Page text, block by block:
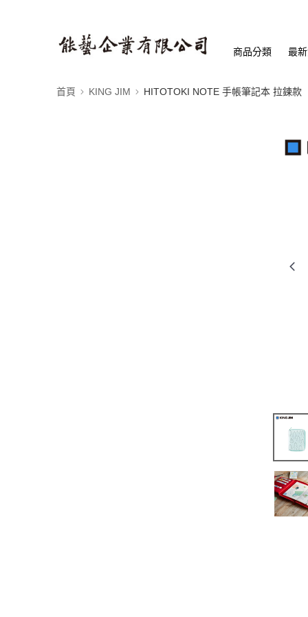
商品分類 最
首頁 KING JIM HITOTOKI NOTE 手帳筆記本 拉鍊款